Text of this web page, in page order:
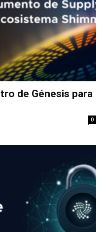
de Génesis para
0